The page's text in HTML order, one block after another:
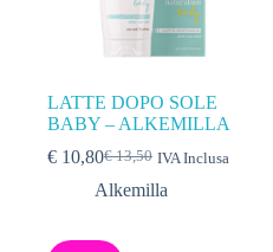
LATTE DOPO SOLE
BABY – ALKEMILLA
€13,50
€ 10,80 IVA Inclusa
Alkemilla